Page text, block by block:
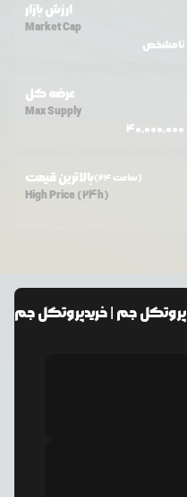
ارزش بازار
Market Cap
نامشخص
عرضه کل
Max Supply
40,000,000
بالاترین قیمت (24 ساعت)
High Price (24h)
پروتکل جم | خریدپروتکل جم